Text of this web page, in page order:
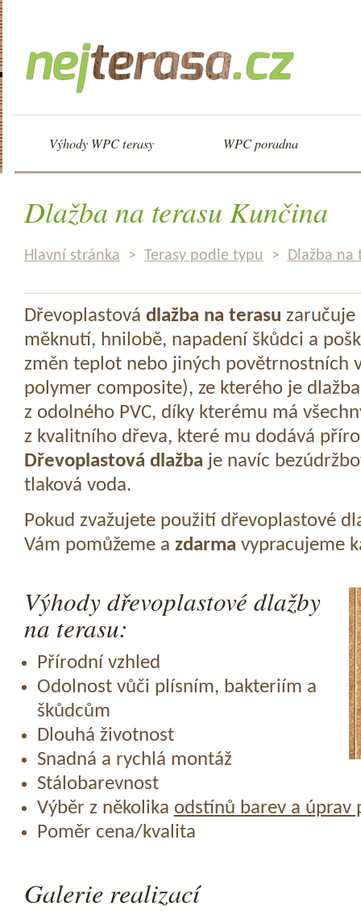
Výhody WPC terasy WPC poradna
Dlažba na terasu Kunčina
Hlavní stránka > Terasy podle typu > Dlažba na
Dřevoplastová dlažba na terasu zaručuje
měknutí, hnilobě, napadení škůdci a
změn teplot nebo jiných povětrnostních
polymer composite), ze kterého je
z odolného PVC, díky kterému má
z kvalitního dřeva, které mu dodává
Dřevoplastová dlažba je navíc
tlaková voda.
Pokud zvažujete použití dřevoplastové
Vám pomůžeme a zdarma vypracujeme
Výhody dřevoplastové dlažby
na terasu:
Přírodní vzhled
Odolnost vůči plísním, bakteriím a
škůdcům
Dlouhá životnost
Snadná a rychlá montáž
Stálobarevnost
Výběr z několika odstínů barev a úprav
Poměr cena/kvalita
Galerie realizací